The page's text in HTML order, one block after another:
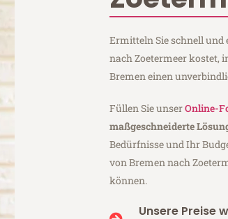
Ermitteln Sie schnell und
nach Zoetermeer kostet,
Bremen einen
Füllen Sie unserOnline-
maßgeschneiderte
Bedürfnisse und Ihr
von Bremen nach
können.
Unsere Preise